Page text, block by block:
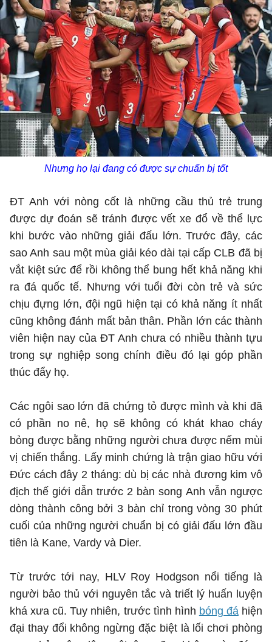
Nhưng họ lại đang có được sự chuẩn bị tốt
ĐT Anh với nòng cốt là những cầu thủ trẻ trung
được dự đoán sẽ tránh được vết xe đổ về thể lực
khi bước vào những giải đấu lớn. Trước đây, các
sao Anh sau một mùa giải kéo dài tại cấp CLB đã bị
vắt kiệt sức để rồi không thể bung hết khả năng khi
ra đá quốc tế. Nhưng với tuổi đời còn trẻ và sức
chịu đựng lớn, đội ngũ hiện tại có khả năng ít nhất
cũng không đánh mất bản thân. Phần lớn các thành
viên hiện nay của ĐT Anh chưa có nhiều thành tựu
trong sự nghiệp song chính điều đó lại góp phần
thúc đẩy họ.
Các ngôi sao lớn đã chứng tỏ được mình và khi đã
có phần no nê, họ sẽ không có khát khao cháy
bỏng được bằng những người chưa được nếm mùi
vị chiến thắng. Lấy minh chứng là trận giao hữu với
Đức cách đây 2 tháng: dù bị các nhà đương kim vô
địch thế giới dẫn trước 2 bàn song Anh vẫn ngược
dòng thành công bởi 3 bàn chỉ trong vòng 30 phút
cuối của những người chuẩn bị có giải đấu lớn đầu
tiên là Kane, Vardy và Dier.
Từ trước tới nay, HLV Roy Hodgson nổi tiếng là
người bảo thủ với nguyên tắc và triết lý huấn luyện
khá xưa cũ. Tuy nhiên, trước tình hình bóng đáhiện
đại thay đổi không ngừng đặc biệt là lối chơi phòng